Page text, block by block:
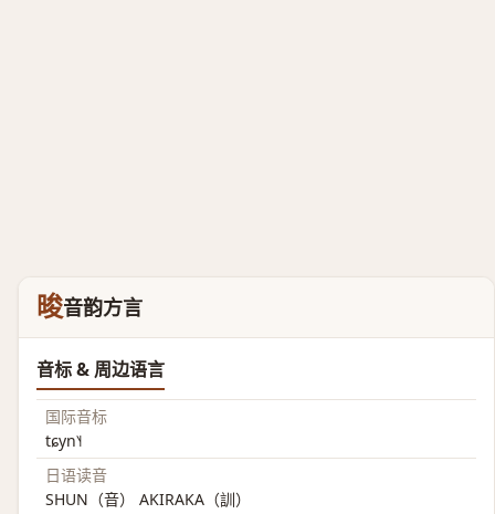
晙音韵方言
音标 & 周边语言
国际音标
tɕyn˥˧
日语读音
SHUN（音） AKIRAKA（訓）